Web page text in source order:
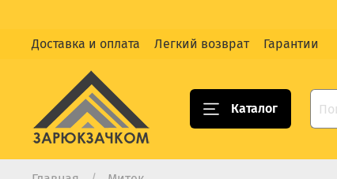
Доставка и оплата
Легкий возврат Гарантии
Каталог